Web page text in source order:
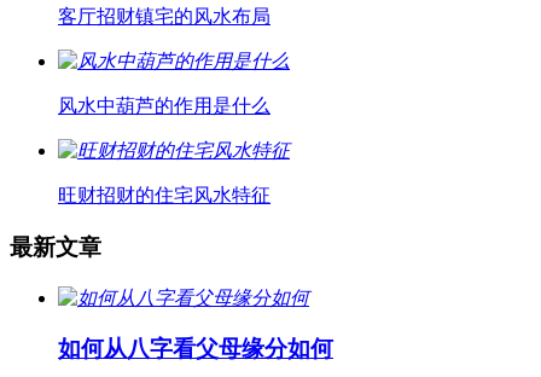
客厅招财镇宅的风水布局
风水中葫芦的作用是什么
旺财招财的住宅风水特征
最新文章
如何从八字看父母缘分如何